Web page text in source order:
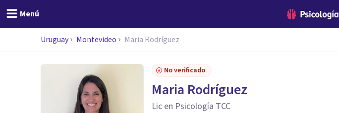
Menú
Uruguay Montevideo Maria Rodríguez
No verificado
Maria Rodríguez
Lic en Psicología TCC